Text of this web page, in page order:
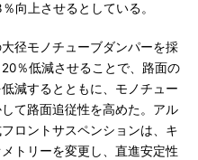
向上させるとしている。
径モノチューブダンパーを採
％低減させることで、路面の
減するとともに、モノチュー
て路面追従性を高めた。アル
ロントサスペンションは、キ
トリーを変更し、直進安定性